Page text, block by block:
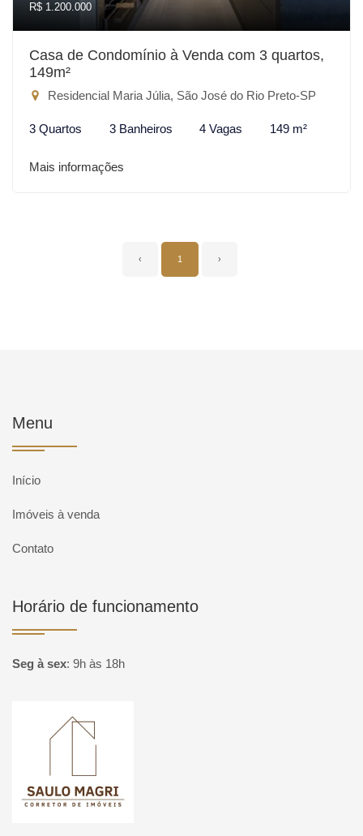
R$ 1.200.000
Casa de Condomínio à Venda com 3 quartos,
149m²
Residencial Maria Júlia, São José do Rio Preto-SP
3 Quartos 3 Banheiros 4 Vagas 149 m²
Mais informações
‹ 1 ›
Menu
Início
Imóveis à venda
Contato
Horário de funcionamento
Seg à sex: 9h às 18h
Página inicial